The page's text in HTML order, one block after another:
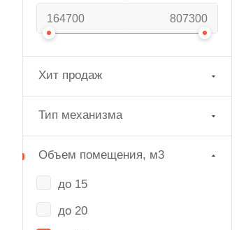
Хит продаж
Тип механизма
Объем помещения, м3
до 15
до 20